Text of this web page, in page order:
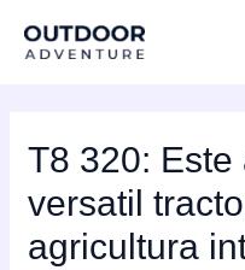
T8 320: Este
versatil
agricultura
navigation